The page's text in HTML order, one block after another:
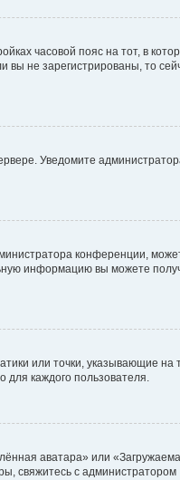
часовой пояс на тот, в
вы не зарегистрированы, то
Уведомите
конференции,
информацию вы можете
или точки, указывающие на
каждого пользователя.
аватара» или
свяжитесь с администратором